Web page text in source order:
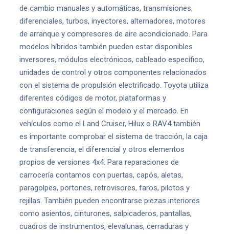
de cambio manuales y automáticas, transmisiones,
diferenciales, turbos, inyectores, alternadores, motores
de arranque y compresores de aire acondicionado. Para
modelos híbridos también pueden estar disponibles
inversores, módulos electrónicos, cableado específico,
unidades de control y otros componentes relacionados
con el sistema de propulsión electrificado. Toyota utiliza
diferentes códigos de motor, plataformas y
configuraciones según el modelo y el mercado. En
vehículos como el Land Cruiser, Hilux o RAV4 también
es importante comprobar el sistema de tracción, la caja
de transferencia, el diferencial y otros elementos
propios de versiones 4x4. Para reparaciones de
carrocería contamos con puertas, capós, aletas,
paragolpes, portones, retrovisores, faros, pilotos y
rejillas. También pueden encontrarse piezas interiores
como asientos, cinturones, salpicaderos, pantallas,
cuadros de instrumentos, elevalunas, cerraduras y